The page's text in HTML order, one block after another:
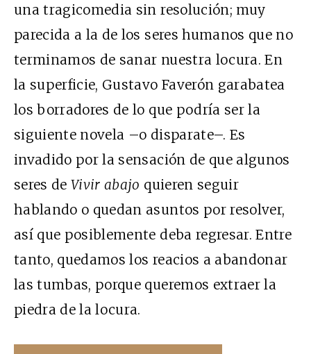
una tragicomedia sin resolución; muy
parecida a la de los seres humanos que no
terminamos de sanar nuestra locura. En
la superficie, Gustavo Faverón garabatea
los borradores de lo que podría ser la
siguiente novela –o disparate–. Es
invadido por la sensación de que algunos
seres deVivir abajo quieren seguir
hablando o quedan asuntos por resolver,
así que posiblemente deba regresar. Entre
tanto, quedamos los reacios a abandonar
las tumbas, porque queremos extraer la
piedra de la locura.